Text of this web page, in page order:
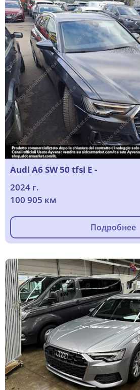
Audi A6 SW 50 tfsi E -
2024 г.
100 905 км
Подробнее